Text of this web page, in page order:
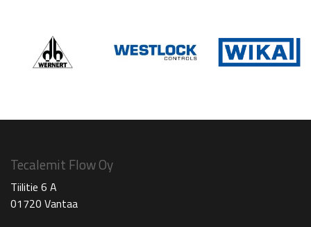
Tecalemit Flow Oy
Tiilitie 6 A
01720 Vantaa